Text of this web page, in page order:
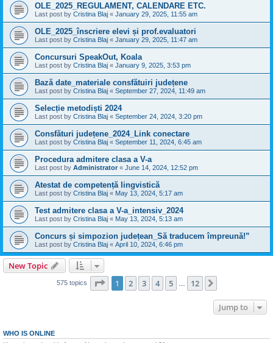
OLE_2025_REGULAMENT, CALENDARE ETC.
Last post by Cristina Blaj « January 29, 2025, 11:55 am
OLE_2025_înscriere elevi și prof.evaluatori
Last post by Cristina Blaj « January 29, 2025, 11:47 am
Concursuri SpeakOut, Koala
Last post by Cristina Blaj « January 9, 2025, 3:53 pm
Bază date_materiale consfătuiri județene
Last post by Cristina Blaj « September 27, 2024, 11:49 am
Selecție metodiști 2024
Last post by Cristina Blaj « September 24, 2024, 3:20 pm
Consfături județene_2024_Link conectare
Last post by Cristina Blaj « September 11, 2024, 6:45 am
Procedura admitere clasa a V-a
Last post by Administrator « June 14, 2024, 12:52 pm
Atestat de competență lingvistică
Last post by Cristina Blaj « May 13, 2024, 5:17 am
Test admitere clasa a V-a_intensiv_2024
Last post by Cristina Blaj « May 13, 2024, 5:13 am
Concurs și simpozion județean_Să traducem împreună!”
Last post by Cristina Blaj « April 10, 2024, 6:46 pm
New Topic
575 topics Page 1of 12
1 2 3 4 5 12
Jump to
WHO IS ONLINE